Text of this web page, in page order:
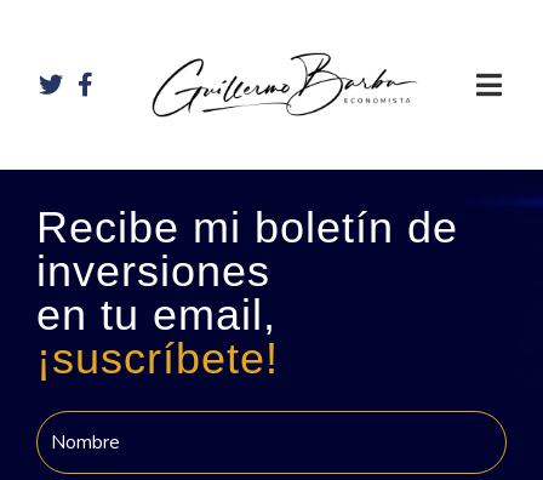
Recibe mi boletín de
inversiones
en tu email,
¡suscríbete!